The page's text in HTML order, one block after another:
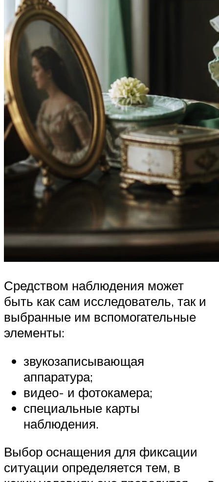
Средством наблюдения может
быть как сам исследователь, так и
выбранные им вспомогательные
элементы:
звукозаписывающая
аппаратура;
видео- и фотокамера;
специальные карты
наблюдения.
Выбор оснащения для фиксации
ситуации определяется тем, в